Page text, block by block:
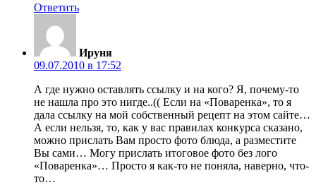
Ответить
Ируня
09.07.2010 в 17:52
А где нужно оставлять ссылку и на кого? Я, почему-то
не нашла про это нигде..(( Если на «Поваренка», то я
дала ссылку на мой собственный рецепт на этом сайте…
А если нельзя, то, как у вас правилах конкурса сказано,
можно прислать Вам просто фото блюда, а разместите
Вы сами… Могу прислать итоговое фото без лого
«Поваренка»… Просто я как-то не поняла, наверно, что-
то…